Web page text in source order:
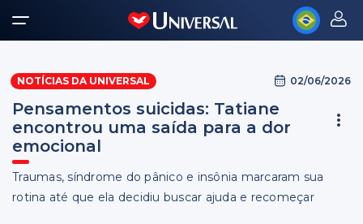
NOTÍCIAS DA UNIVERSAL 02/06/2026
Pensamentos suicidas: Tatiane
encontrou uma saída para a dor
emocional
Traumas, síndrome do pânico e insônia marcaram sua
rotina até que ela decidiu buscar ajuda e recomeçar